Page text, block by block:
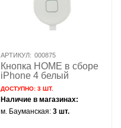
АРТИКУЛ: 000875
Кнопка HOME в сборе
iPhone 4 белый
ДОСТУПНО:3 ШТ.
Наличие в магазинах:
м. Бауманская:3 шт.